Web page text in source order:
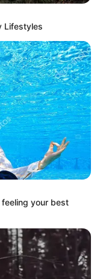
Lifestyles
your best